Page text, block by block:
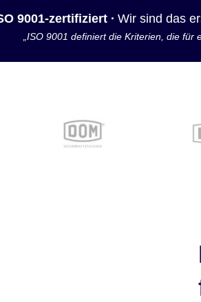
9001-zertifiziert · Wir sind das
„ISO 9001 definiert die Kriterien, die